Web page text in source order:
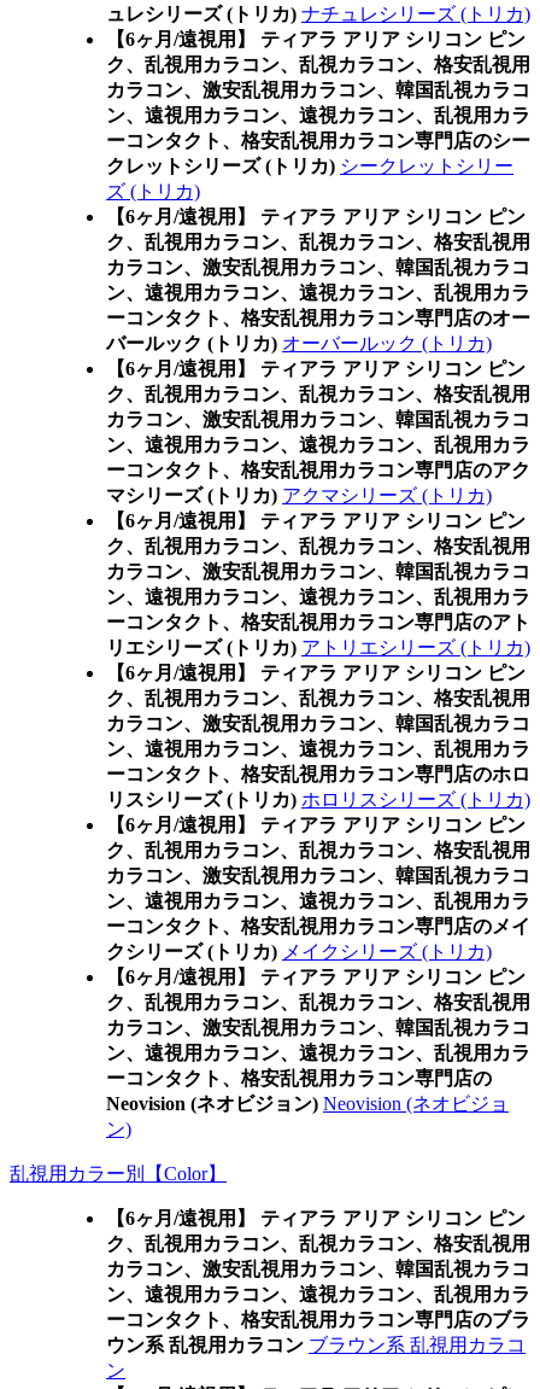
ュレシリーズ (トリカ) ナチュレシリーズ (トリカ)
【6ヶ月/遠視用】 ティアラ アリア シリコン ピン
ク、乱視用カラコン、乱視カラコン、格安乱視用
カラコン、激安乱視用カラコン、韓国乱視カラコ
ン、遠視用カラコン、遠視カラコン、乱視用カラ
ーコンタクト、格安乱視用カラコン専門店のシー
クレットシリーズ (トリカ) シークレットシリー
ズ (トリカ)
【6ヶ月/遠視用】 ティアラ アリア シリコン ピン
ク、乱視用カラコン、乱視カラコン、格安乱視用
カラコン、激安乱視用カラコン、韓国乱視カラコ
ン、遠視用カラコン、遠視カラコン、乱視用カラ
ーコンタクト、格安乱視用カラコン専門店のオー
バールック (トリカ) オーバールック (トリカ)
【6ヶ月/遠視用】 ティアラ アリア シリコン ピン
ク、乱視用カラコン、乱視カラコン、格安乱視用
カラコン、激安乱視用カラコン、韓国乱視カラコ
ン、遠視用カラコン、遠視カラコン、乱視用カラ
ーコンタクト、格安乱視用カラコン専門店のアク
マシリーズ (トリカ) アクマシリーズ (トリカ)
【6ヶ月/遠視用】 ティアラ アリア シリコン ピン
ク、乱視用カラコン、乱視カラコン、格安乱視用
カラコン、激安乱視用カラコン、韓国乱視カラコ
ン、遠視用カラコン、遠視カラコン、乱視用カラ
ーコンタクト、格安乱視用カラコン専門店のアト
リエシリーズ (トリカ) アトリエシリーズ (トリカ)
【6ヶ月/遠視用】 ティアラ アリア シリコン ピン
ク、乱視用カラコン、乱視カラコン、格安乱視用
カラコン、激安乱視用カラコン、韓国乱視カラコ
ン、遠視用カラコン、遠視カラコン、乱視用カラ
ーコンタクト、格安乱視用カラコン専門店のホロ
リスシリーズ (トリカ) ホロリスシリーズ (トリカ)
【6ヶ月/遠視用】 ティアラ アリア シリコン ピン
ク、乱視用カラコン、乱視カラコン、格安乱視用
カラコン、激安乱視用カラコン、韓国乱視カラコ
ン、遠視用カラコン、遠視カラコン、乱視用カラ
ーコンタクト、格安乱視用カラコン専門店のメイ
クシリーズ (トリカ) メイクシリーズ (トリカ)
【6ヶ月/遠視用】 ティアラ アリア シリコン ピン
ク、乱視用カラコン、乱視カラコン、格安乱視用
カラコン、激安乱視用カラコン、韓国乱視カラコ
ン、遠視用カラコン、遠視カラコン、乱視用カラ
ーコンタクト、格安乱視用カラコン専門店の
Neovision (ネオビジョン) Neovision (ネオビジョ
ン)
乱視用カラー別【Color】
【6ヶ月/遠視用】 ティアラ アリア シリコン ピン
ク、乱視用カラコン、乱視カラコン、格安乱視用
カラコン、激安乱視用カラコン、韓国乱視カラコ
ン、遠視用カラコン、遠視カラコン、乱視用カラ
ーコンタクト、格安乱視用カラコン専門店のブラ
ウン系 乱視用カラコン ブラウン系 乱視用カラコ
ン